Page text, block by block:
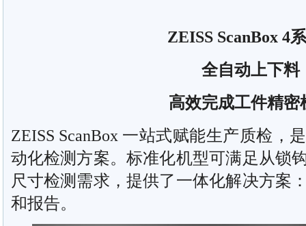
ZEISS ScanBox 4
全自动上下料
高效完成工件精密
ZEISS ScanBox 一站式赋能生产质检，
动化检测方案。标准化机型可满足从锁
尺寸检测需求，提供了一体化解决方案
和报告。